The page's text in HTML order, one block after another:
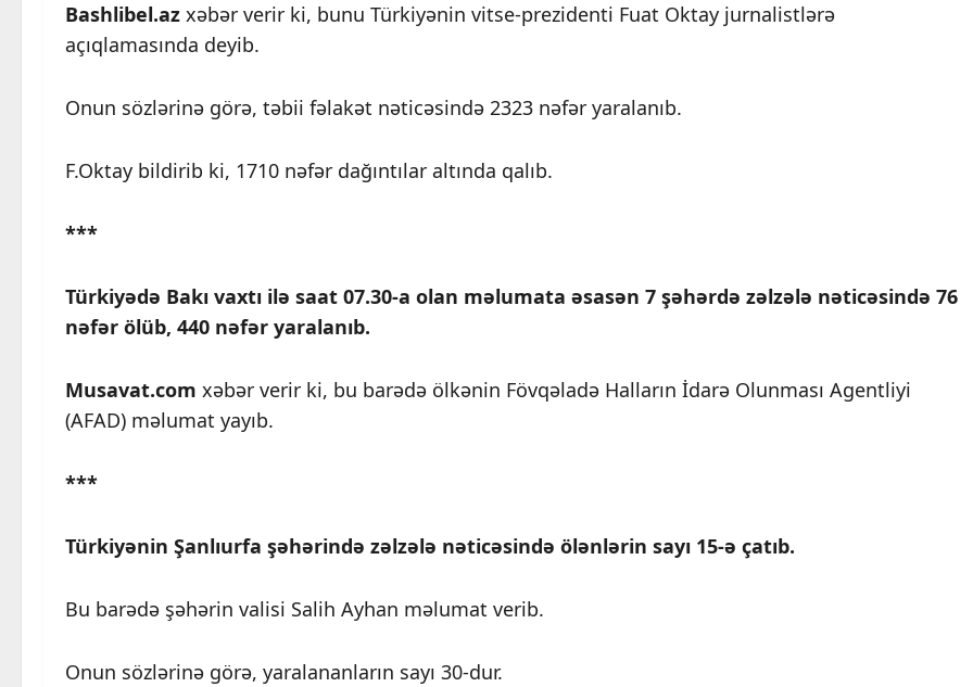
Bashlibel.az xəbər verir ki, bunu Türkiyənin vitse-prezidenti Fuat Oktay jurnalistlərə
açıqlamasında deyib.
Onun sözlərinə görə, təbii fəlakət nəticəsində 2323 nəfər yaralanıb.
F.Oktay bildirib ki, 1710 nəfər dağıntılar altında qalıb.
***
Türkiyədə Bakı vaxtı ilə saat 07.30-a olan məlumata əsasən 7 şəhərdə zəlzələ nəticəsində 76
nəfər ölüb, 440 nəfər yaralanıb.
Musavat.com xəbər verir ki, bu barədə ölkənin Fövqəladə Halların İdarə Olunması Agentliyi
(AFAD) məlumat yayıb.
***
Türkiyənin Şanlıurfa şəhərində zəlzələ nəticəsində ölənlərin sayı 15-ə çatıb.
Bu barədə şəhərin valisi Salih Ayhan məlumat verib.
Onun sözlərinə görə, yaralananların sayı 30-dur.